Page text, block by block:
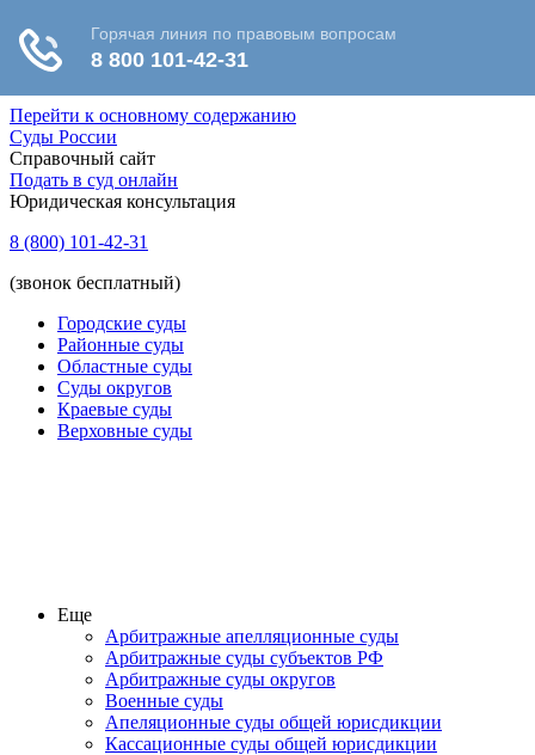
Перейти к основному содержанию
Суды России
Справочный сайт
Подать в суд онлайн
Юридическая консультация
8 (800) 101-42-31
(звонок бесплатный)
Городские суды
Районные суды
Областные суды
Суды округов
Краевые суды
Верховные суды
Еще
Арбитражные апелляционные суды
Арбитражные суды субъектов РФ
Арбитражные суды округов
Военные суды
Апеляционные суды общей юрисдикции
Кассационные суды общей юрисдикции